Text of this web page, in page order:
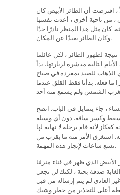
افترضت أن الطائر الأبيض كان
، من ناحية أخرى ، أعدت نفسها
كان مثل هذا المنظر نادرًا جدًا
وكان الطائر بعيدًا عن المكان.
لظهور الطائر ، لكن عائلتنا
التالية مباشرة لزيارتها. بدأ
الذهاب للصيد بمفرده في صباح
ما فعله. بدأنا فقط القلق عندما
، جاء يتمايل في الباب. اتضح
سقط وكسر ساقه. دون أي وسيلة
لأنه قام برحلة لا نهاية لها
استغرق الأمر منه ما يقرب من
تسع ساعات لإنجاز هذه المهمة.
الأبيض الذي ظهر في فناء منزلنا
صدفة بحتة ، لكنك لن تجعل
العادي لم يتم إرساله من قبل